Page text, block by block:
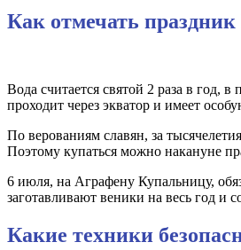
Как отмечать
Вода считается святой 2 раза в
проходит через экватор и имеет
По верованиям славян, за
Поэтому купаться можно накануне
6 июля, на Аграфену Купальницу,
заготавливают веники на весь год и
Какие техники